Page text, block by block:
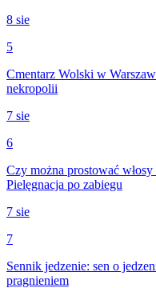
8 sie
5
Cmentarz Wolski w
nekropolii
7 sie
6
Czy można prostować
Pielęgnacja po zabiegu
7 sie
7
Sennik jedzenie: sen o
pragnieniem